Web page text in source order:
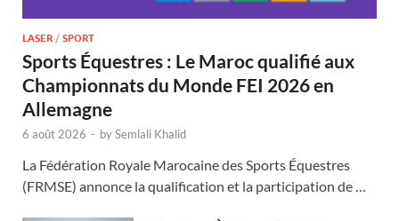
LASER / SPORT
Sports Équestres : Le Maroc qualifié aux
Championnats du Monde FEI 2026 en
Allemagne
6 août 2026 - bySemlali Khalid
La Fédération Royale Marocaine des Sports Équestres
(FRMSE) annonce la qualification et la participation de …